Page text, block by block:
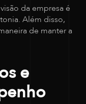
da empresa é
Além disso,
de manter a
e